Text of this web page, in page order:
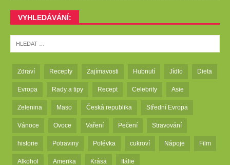
VYHLEDÁVÁNÍ:
Zdraví Recepty Zajímavosti Hubnutí Jídlo Dieta
Evropa Rady a tipy Recept Celebrity Asie
Zelenina Maso Česká republika Střední Evropa
Vánoce Ovoce Vaření Pečení Stravování
historie Potraviny Polévka cukroví Nápoje Film
Alkohol Amerika Krása Itálie